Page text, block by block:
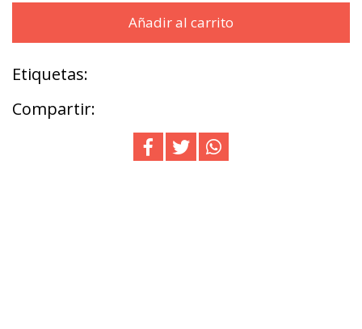
Añadir al carrito
Etiquetas:
Compartir: